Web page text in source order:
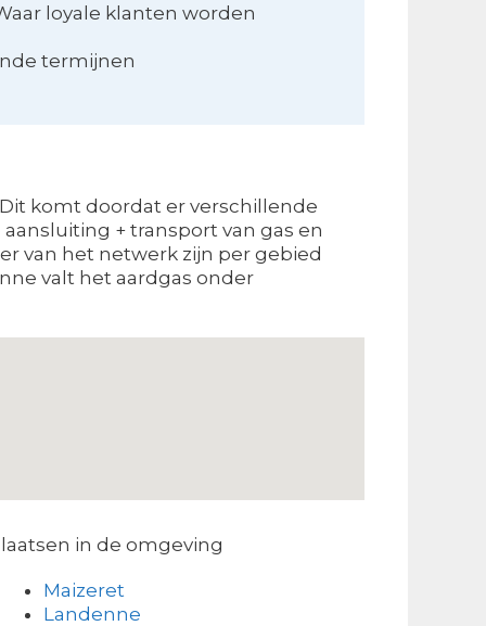
loyale klanten worden
termijnen
komt doordat er verschillende
+ transport van gas en
van het netwerk zijn per gebied
valt het aardgas onder
in de omgeving
Maizeret
Landenne